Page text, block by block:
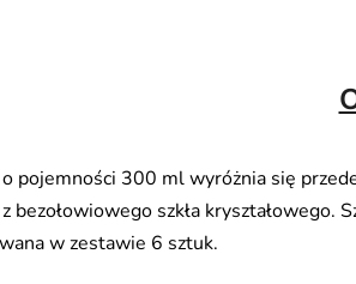
pojemności 300 ml wyróżnia się
bezołowiowego szkła kryształowego.
w zestawie 6 sztuk.